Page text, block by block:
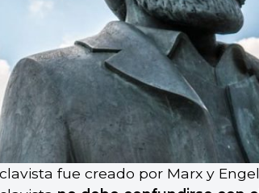
fue creado por Marx y